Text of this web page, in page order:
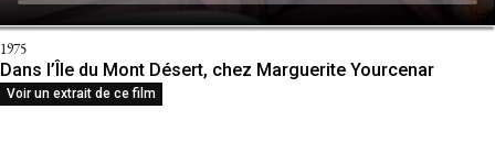
1975
Dans l’Île du Mont Désert, chez Marguerite Yourcenar
Voir un extrait de ce film